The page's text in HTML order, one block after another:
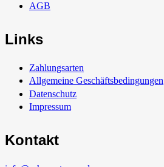
AGB
Links
Zahlungsarten
Allgemeine Geschäftsbedingungen
Datenschutz
Impressum
Kontakt